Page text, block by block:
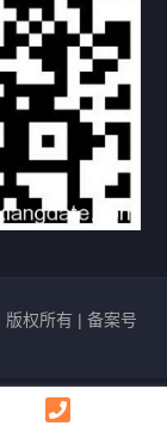
荣誉，持续引
国产服务器
企业网络技
权所有 | 备案号